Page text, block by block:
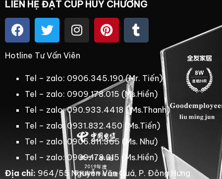
LIÊN HỆ ĐẶT CÚP HUY CHƯƠNG
Hotline Tư Vấn Viên
Tel – zalo: 0906.345.190 (Mr. Tiến)
Tel – zalo: 0909.178.015 (Ms.Hiền)
Tel – zalo: 090.933.4418 ( Ms.Thanh)
Tel – zalo: 0931.832.450 (Ms.Tiến)
Tel – zalo: 0906.811.365 (Ms. Như)
Tel – zalo: 0909.178.015 (Ms.Hiền)
Địa chỉ: 964/55 Nguyễn Văn Quá, P. Đông Hưng